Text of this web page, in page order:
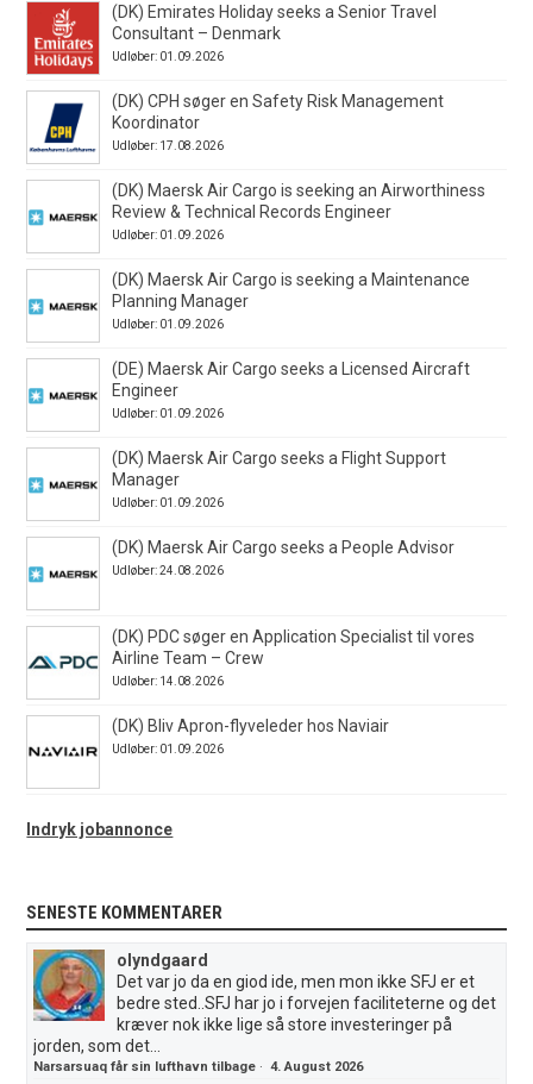
(DK) Emirates Holiday seeks a Senior Travel
Consultant – Denmark
Udløber: 01.09.2026
(DK) CPH søger en Safety Risk Management
Koordinator
Udløber: 17.08.2026
(DK) Maersk Air Cargo is seeking an Airworthiness
Review & Technical Records Engineer
Udløber: 01.09.2026
(DK) Maersk Air Cargo is seeking a Maintenance
Planning Manager
Udløber: 01.09.2026
(DE) Maersk Air Cargo seeks a Licensed Aircraft
Engineer
Udløber: 01.09.2026
(DK) Maersk Air Cargo seeks a Flight Support
Manager
Udløber: 01.09.2026
(DK) Maersk Air Cargo seeks a People Advisor
Udløber: 24.08.2026
(DK) PDC søger en Application Specialist til vores
Airline Team – Crew
Udløber: 14.08.2026
(DK) Bliv Apron-flyveleder hos Naviair
Udløber: 01.09.2026
Indryk jobannonce
SENESTE KOMMENTARER
olyndgaard
Det var jo da en giod ide, men mon ikke SFJ er et
bedre sted..SFJ har jo i forvejen faciliteterne og det
kræver nok ikke lige så store investeringer på
jorden, som det...
Narsarsuaq får sin lufthavn tilbage ·4. August 2026